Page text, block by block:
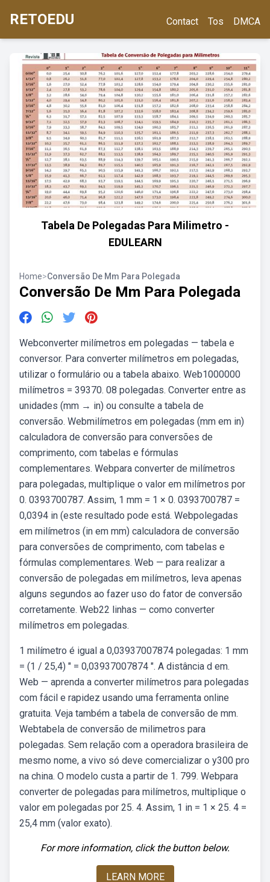
RETOEDU Contact Tos DMCA
Tabela De Polegadas Para Milimetro -
EDULEARN
Home>Conversão De Mm Para Polegada
Conversão De Mm Para Polegada
Webconverter milímetros em polegadas — tabela e
conversor. Para converter milímetros em polegadas,
utilizar o formulário ou a tabela abaixo. Web1000000
milímetros = 39370. 08 polegadas. Converter entre as
unidades (mm → in) ou consulte a tabela de
conversão. Webmilímetros em polegadas (mm em in)
calculadora de conversão para conversões de
comprimento, com tabelas e fórmulas
complementares. Webpara converter de milímetros
para polegadas, multiplique o valor em milímetros por
0. 0393700787. Assim, 1 mm = 1 × 0. 0393700787 =
0,0394 in (este resultado pode está. Webpolegadas
em milímetros (in em mm) calculadora de conversão
para conversões de comprimento, com tabelas e
fórmulas complementares. Web — para realizar a
conversão de polegadas em milímetros, leva apenas
alguns segundos ao fazer uso do fator de conversão
corretamente. Web22 linhas — como converter
milímetros em polegadas.
1 milímetro é igual a 0,03937007874 polegadas: 1 mm
= (1 / 25,4) ″ = 0,03937007874 ″. A distância d em.
Web — aprenda a converter milímetros para polegadas
com fácil e rapidez usando uma ferramenta online
gratuita. Veja também a tabela de conversão de mm.
Webtabela de conversão de milimetros para
polegadas. Sem relação com a operadora brasileira de
mesmo nome, a vivo só deve comercializar o y300 pro
na china. O modelo custa a partir de 1. 799. Webpara
converter de polegadas para milímetros, multiplique o
valor em polegadas por 25. 4. Assim, 1 in = 1 × 25. 4 =
25,4 mm (valor exato).
For more information, click the button below.
LEARN MORE